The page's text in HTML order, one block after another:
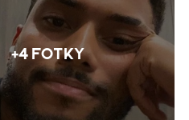
+4 FOTKY